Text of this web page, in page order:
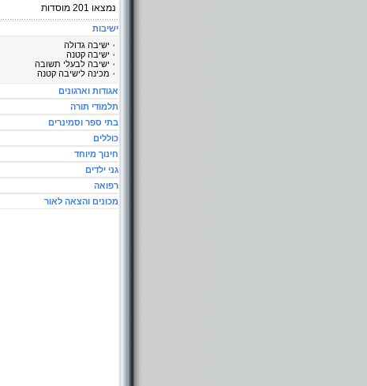
נמצאו 201 מוסדות
ישיבות
ישיבה גדולה
ישיבה קטנה
ישיבה לבעלי תשובה
מכינה לישיבה קטנה
אגודות וארגונים
תלמודי תורה
בתי ספר וסמינרים
כוללים
חינוך מיוחד
גני ילדים
רפואה
מכונים והצאה לאור